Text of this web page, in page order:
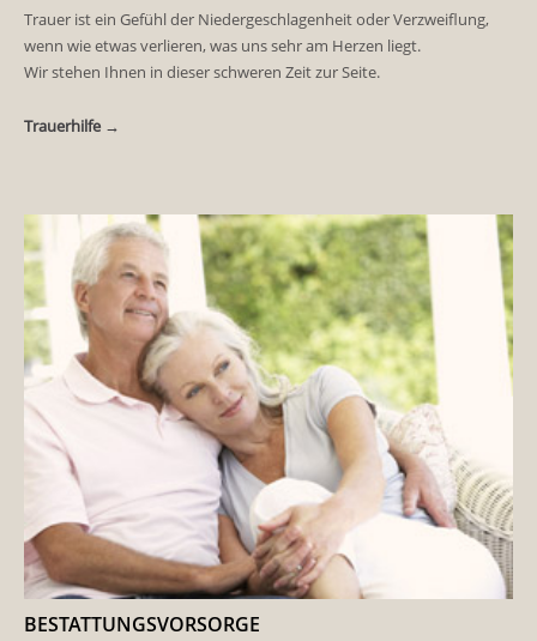
Trauer ist ein Gefühl der Niedergeschlagenheit oder Verzweiflung,
wenn wie etwas verlieren, was uns sehr am Herzen liegt.
Wir stehen Ihnen in dieser schweren Zeit zur Seite.
Trauerhilfe →
BESTATTUNGSVORSORGE